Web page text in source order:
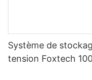
Système de
tension Foxtech